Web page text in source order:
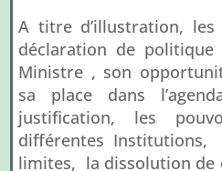
A titre d’illustration,
déclaration de politique
Ministre , son
sa place dans
justification, les
différentes
limites, la dissolution de